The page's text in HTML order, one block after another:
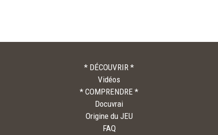
* DÉCOUVRIR *
Vidéos
* COMPRENDRE *
Docuvrai
Origine du JEU
FAQ